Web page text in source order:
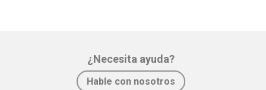
¿Necesita ayuda?
Hable con nosotros